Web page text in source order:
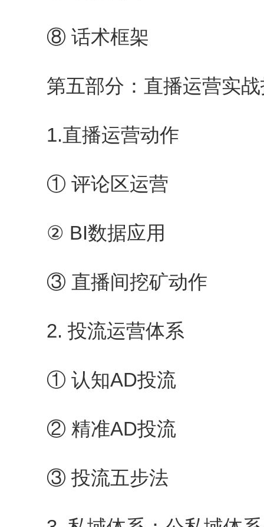
⑧ 话术框架
第五部分：直播运营实战
1.直播运营动作
① 评论区运营
② BI数据应用
③ 直播间挖矿动作
2. 投流运营体系
① 认知AD投流
② 精准AD投流
③ 投流五步法